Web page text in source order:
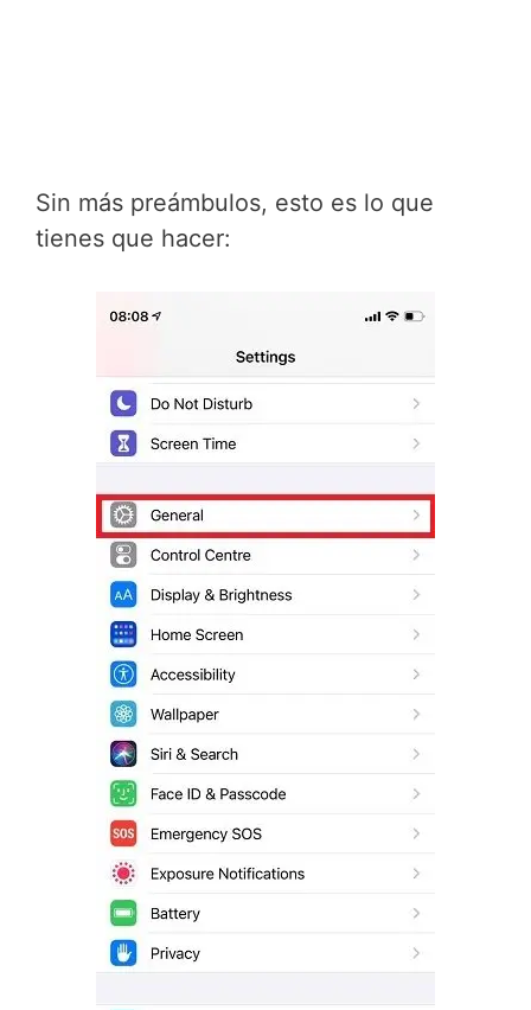
Sin más preámbulos, esto es lo que
tienes que hacer: